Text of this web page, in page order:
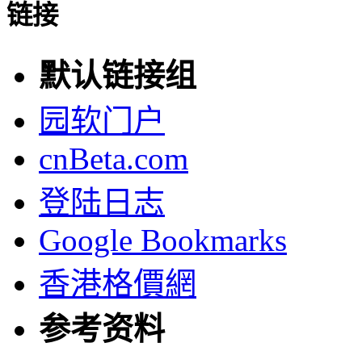
链接
默认链接组
园软门户
cnBeta.com
登陆日志
Google Bookmarks
香港格價網
参考资料